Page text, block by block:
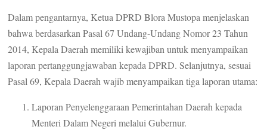
Dalam pengantarnya, Ketua DPRD Blora Mustopa menjelaskan
bahwa berdasarkan Pasal 67 Undang-Undang Nomor 23 Tahun
2014, Kepala Daerah memiliki kewajiban untuk menyampaikan
laporan pertanggungjawaban kepada DPRD. Selanjutnya, sesuai
Pasal 69, Kepala Daerah wajib menyampaikan tiga laporan utama:
Laporan Penyelenggaraan Pemerintahan Daerah kepada
Menteri Dalam Negeri melalui Gubernur.